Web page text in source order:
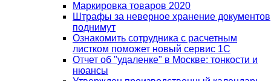
Маркировка товаров 2020
Штрафы за неверное хранение документов
поднимут
Ознакомить сотрудника с расчетным
листком поможет новый сервис 1С
Отчет об "удаленке" в Москве: тонкости и
нюансы